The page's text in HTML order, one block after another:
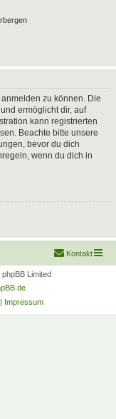
zu können. Die
ermöglicht dir, auf
kann registrierten
Beachte bitte unsere
bevor du dich
wenn du dich in
Kontakt
Limited
| Impressum